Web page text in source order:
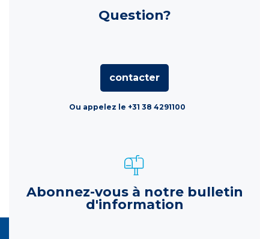
Question?
contacter
Ou appelez le +31 38 4291100
Abonnez-vous à notre bulletin
d'information